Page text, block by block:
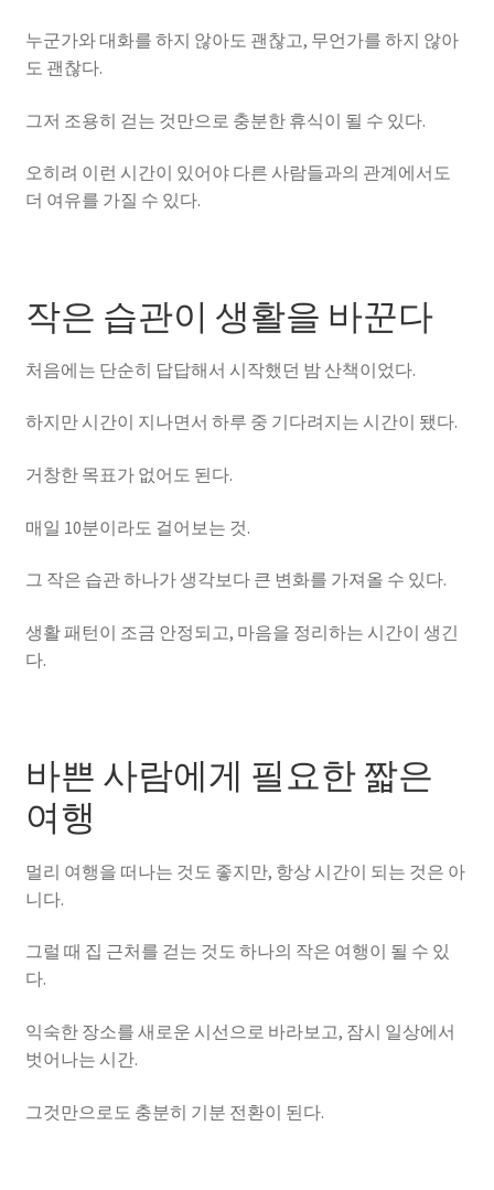
누군가와 대화를 하지 않아도 괜찮고, 무언가를 하지 않아
도 괜찮다.
그저 조용히 걷는 것만으로 충분한 휴식이 될 수 있다.
오히려 이런 시간이 있어야 다른 사람들과의 관계에서도
더 여유를 가질 수 있다.
작은 습관이 생활을 바꾼다
처음에는 단순히 답답해서 시작했던 밤 산책이었다.
하지만 시간이 지나면서 하루 중 기다려지는 시간이 됐다.
거창한 목표가 없어도 된다.
매일 10분이라도 걸어보는 것.
그 작은 습관 하나가 생각보다 큰 변화를 가져올 수 있다.
생활 패턴이 조금 안정되고, 마음을 정리하는 시간이 생긴
다.
바쁜 사람에게 필요한 짧은
여행
멀리 여행을 떠나는 것도 좋지만, 항상 시간이 되는 것은 아
니다.
그럴 때 집 근처를 걷는 것도 하나의 작은 여행이 될 수 있
다.
익숙한 장소를 새로운 시선으로 바라보고, 잠시 일상에서
벗어나는 시간.
그것만으로도 충분히 기분 전환이 된다.